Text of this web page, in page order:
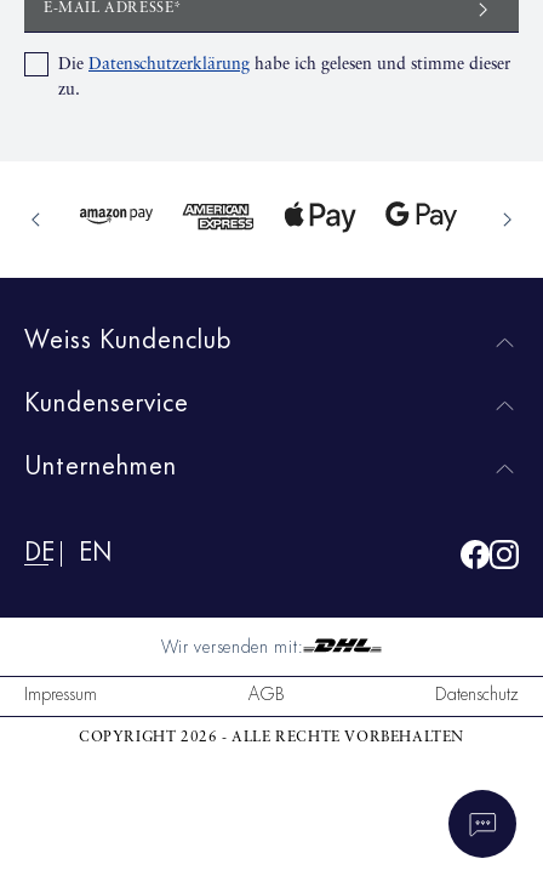
E-MAIL ADRESSE*
Die Datenschutzerklärung habe ich gelesen und stimme dieser
zu.
Weiss Kundenclub
Kundenservice
Unternehmen
DE EN
Wir versenden mit:
Impressum
AGB Datenschutz
COPYRIGHT 2026 - ALLE RECHTE VORBEHALTEN